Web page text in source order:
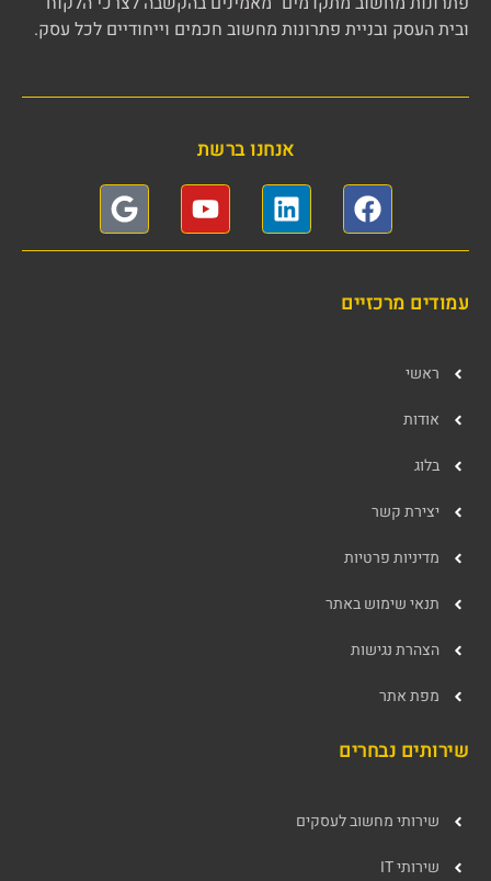
ובית העסק ובניית פתרונות מחשוב חכמים וייחודיים לכל עסק.
אנחנו ברשת
עמודים מרכזיים
ראשי
אודות
בלוג
יצירת קשר
מדיניות פרטיות
תנאי שימוש באתר
הצהרת נגישות
מפת אתר
שירותים נבחרים
שירותי מחשוב לעסקים
שירותי IT